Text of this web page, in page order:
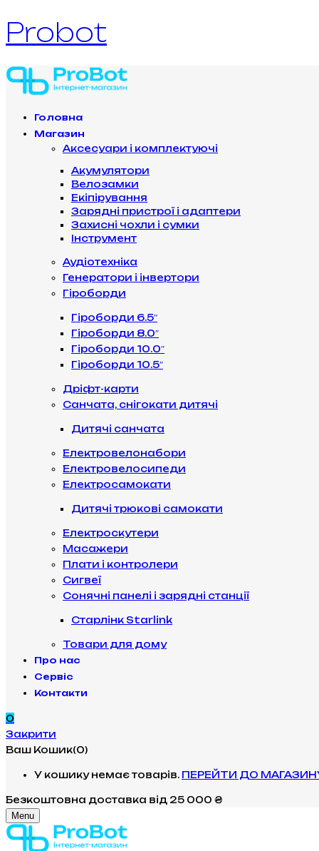
Probot
Головна
Магазин
Аксесуари і комплектуючі
Акумулятори
Велозамки
Екіпірування
Зарядні пристрої і адаптери
Захисні чохли і сумки
Інструмент
Аудіотехніка
Генератори і інвертори
Гіроборди
Гіроборди 6.5″
Гіроборди 8.0″
Гіроборди 10.0″
Гіроборди 10.5″
Дріфт-карти
Санчата, снігокати дитячі
Дитячі санчата
Електровелонабори
Електровелосипеди
Електросамокати
Дитячі трюкові самокати
Електроскутери
Масажери
Плати і контролери
Сигвеї
Сонячні панелі і зарядні станції
Старлінк Starlink
Товари для дому
Про нас
Сервіс
Контакти
0
Закрити
Ваш Кошик(0)
У кошику немає товарів. ПЕРЕЙТИ ДО
Безкоштовна доставка від 25 000 ₴
Menu